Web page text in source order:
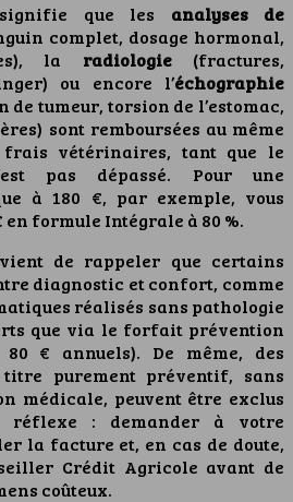
que les analyses de
complet, dosage hormonal,
la radiologie(fractures,
ou encore l’échographie
de tumeur, torsion de l’estomac,
sont remboursées au même
vétérinaires, tant que le
pas dépassé. Pour une
à 180 €, par exemple, vous
en formule Intégrale à 80 %.
de rappeler que certains
diagnostic et confort, comme
réalisés sans pathologie
que via le forfait prévention
€ annuels). De même, des
purement préventif, sans
médicale, peuvent être exclus
réflexe : demander à votre
la facture et, en cas de doute,
Crédit Agricole avant de
coûteux.